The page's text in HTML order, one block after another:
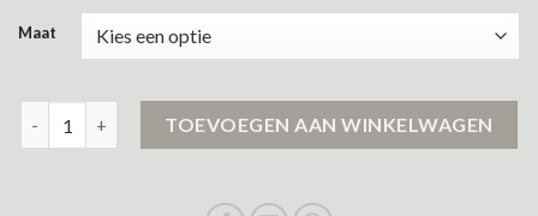
Maat
TOEVOEGEN AAN WINKELWAGEN